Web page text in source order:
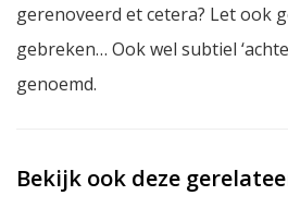
gerenoveerd et cetera? Let ook
gebreken… Ook wel subtiel
genoemd.
Bekijk ook deze